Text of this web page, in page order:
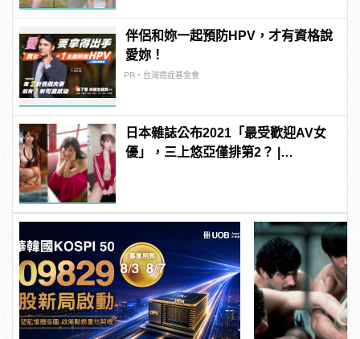
伴侶和妳一起預防HPV，才有資格說
愛妳！
PR・台灣癌症基金會
日本雜誌公布2021「最受歡迎AV女
優」，三上悠亞僅排第2？ |